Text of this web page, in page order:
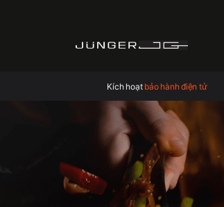
Kích hoạt bảo hành điện tử